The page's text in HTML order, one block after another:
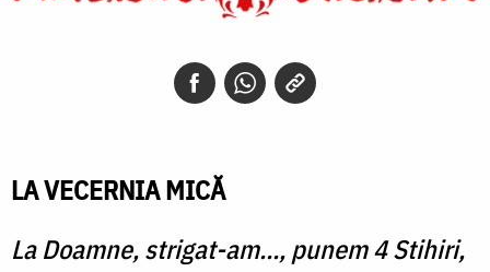
LA VECERNIA MICĂ
La Doamne, strigat-am..., punem 4 Stihiri,